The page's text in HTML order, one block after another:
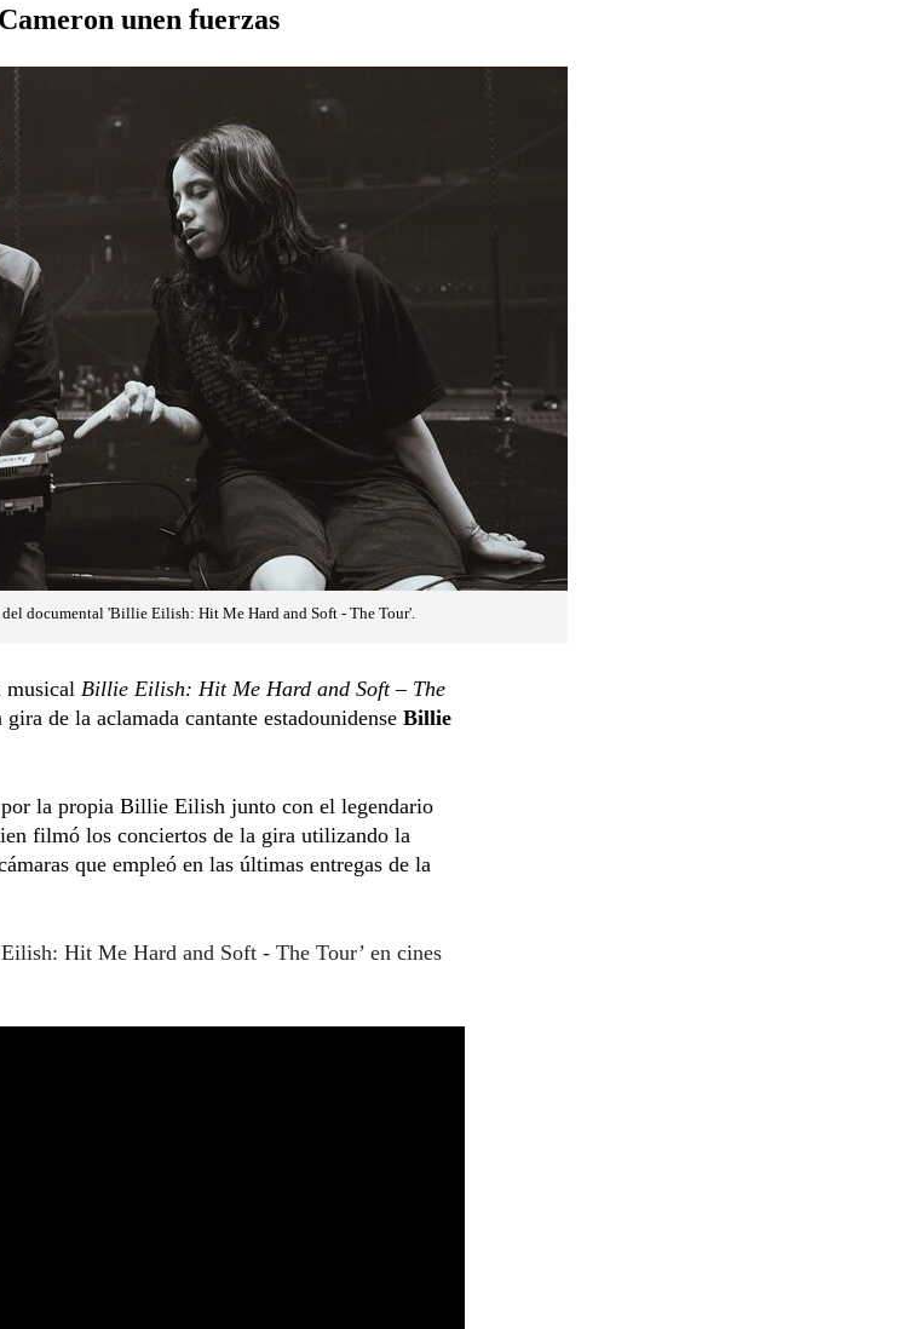
unen fuerzas
documental 'Billie Eilish: Hit Me Hard and Soft - The Tour'.
musical Billie Eilish: Hit Me Hard and Soft – The
de la aclamada cantante estadounidense Billie
la propia Billie Eilish junto con el legendario
filmó los conciertos de la gira utilizando la
que empleó en las últimas entregas de la
Hit Me Hard and Soft - The Tour’ en cines